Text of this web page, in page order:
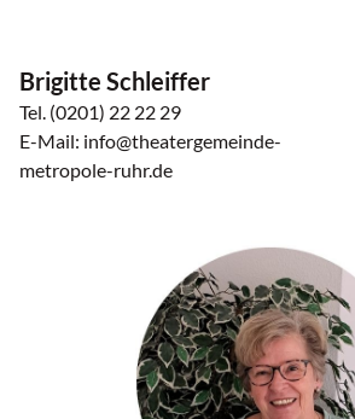
Brigitte Schleiffer
Tel. (0201) 22 22 29
E-Mail: info@theatergemeinde-
metropole-ruhr.de